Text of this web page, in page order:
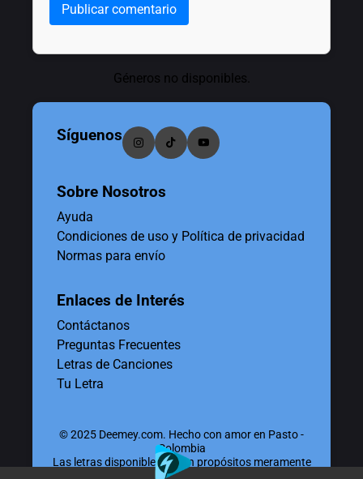
Publicar comentario
Géneros no disponibles.
Síguenos
Sobre Nosotros
Ayuda
Condiciones de uso y Política de privacidad
Normas para envío
Enlaces de Interés
Contáctanos
Preguntas Frecuentes
Letras de Canciones
Tu Letra
© 2025 Deemey.com. Hecho con amor en Pasto -
Colombia
Las letras disponibles tienen propósitos meramente
educativos